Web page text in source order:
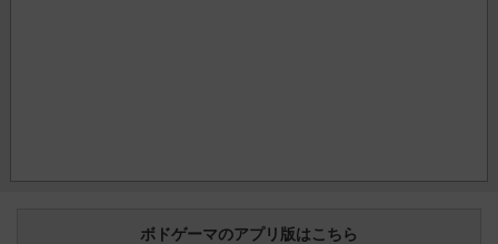
ボドゲーマのアプリ版はこちら